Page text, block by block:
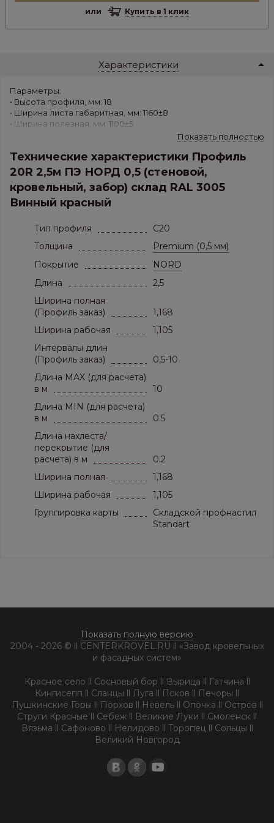
или Купить в 1 клик
Характеристики
Параметры:
• Высота профиля, мм: 18
• Ширина листа габаритная, мм: 1160±8
• Ширина полезная, мм: 1100±5
• Материал: Холоднокатанная горячеоцинкованная сталь с
покрытием ПЭ
Применение: стены, потолки, перегородки, заборы,
скатные кровли.
Показать полностью
Технические характеристики Профиль
20R 2,5м ПЭ НОРД 0,5 (стеновой,
кровельный, забор) склад RAL 3005
Винный красный
Тип профиля
C20
Толщина
Premium (0,5 мм)
Покрытие
NORD
Длина
2,5
Ширина полная
(Профиль заказ)
1,168
Ширина рабочая
1,105
Интервалы длин
(Профиль заказ)
0,5-10
Длина MAX (для расчета)
в м
10
Длина MIN (для расчета)
в м
0.5
Длина нахлеста/
перекрытие (для
расчета) в м
0.2
Ширина полная
1,168
Ширина рабочая
1,105
Группировка карты
Складской профнастил
Standart
Показать полную версию
2004 - 2026 © ll CENTERKROVEL.RU ll «Завод кровельных
и фасадных систем»
Красное село ll Сосновый бор ll Вырица ll Гатчина ll
Кингисепп ll Сланцы ll Луга ll Псков ll Печоры ll
Пушкинские Горы ll Порхов ll Невель ll Опочка ll Остров ll
Струги Красные ll Себеж ll Великие Луки ll Смоленск ll
Вязьма ll Сафоново ll Нелидово ll Торопец ll Сольцы ll
Великий Новгород